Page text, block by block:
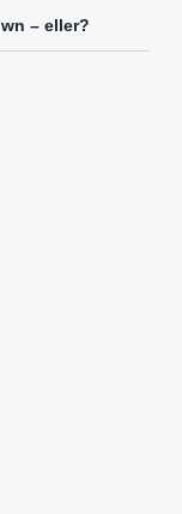
– eller?